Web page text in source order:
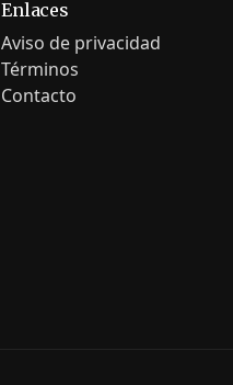
Enlaces
Aviso de privacidad
Términos
Contacto